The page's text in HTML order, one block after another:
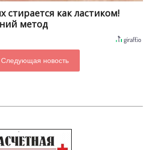
стирается как ластиком!
метод
Следующая новость